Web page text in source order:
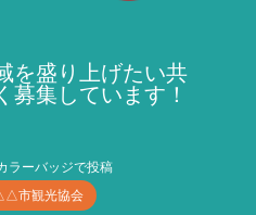
を盛り上げたい共
募集しています！
ラーバッジで投稿
市観光協会